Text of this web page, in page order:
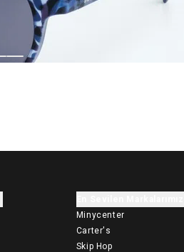
Minycenter
Carter's
Skip Hop